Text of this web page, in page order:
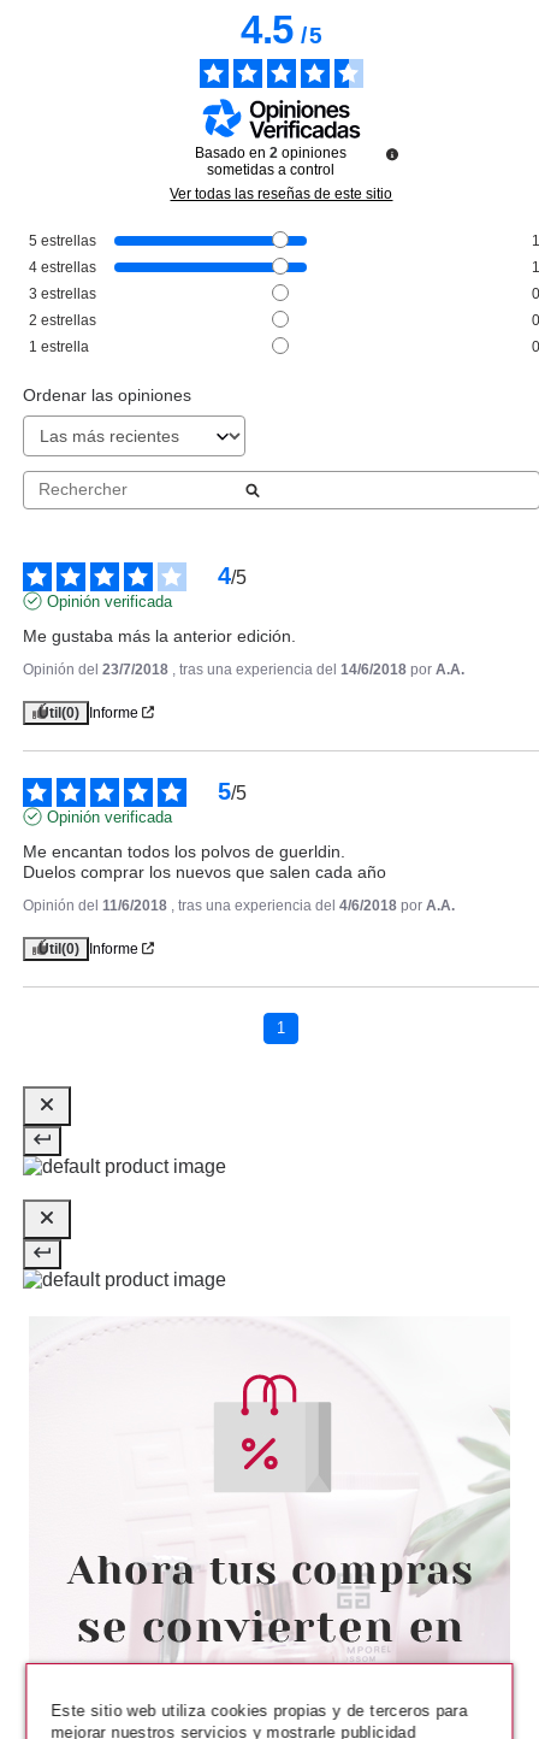
GUERLAIN
GUERLAIN TERRACOTTA LE
TEINT 3N NEUTRE 35 ML
GUERLAIN METEORITES BASE
Pvr 64.12€
-37% 40.11€
Pvr 57.90€
-40% 34.75€
GUERLAIN
TEINT 3.5W DORE 35 ML
4.5/5
Basado en 2 opiniones
sometidas a control
Ver todas las reseñas de este sitio
5 estrellas
4 estrellas
3 estrellas
2 estrellas
1 estrella
Ordenar las opiniones
4/5
Opinión verificada
Me gustaba más la anterior edición.
Opinión del 23/7/2018 , tras una experiencia del 14/6/2018 por A.A.
Útil(0) Informe
5/5
Opinión verificada
Me encantan todos los polvos de guerldin.
Duelos comprar los nuevos que salen cada año
Opinión del 11/6/2018 , tras una experiencia del 4/6/2018 por A.A.
Útil(0) Informe
1
Este sitio web utiliza cookies propias y de terceros para
mejorar nuestros servicios y mostrarle publicidad